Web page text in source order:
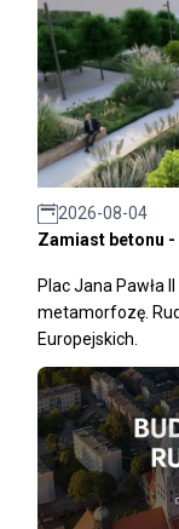
2026-08-04
Zamiast betonu -
Plac Jana Pawła
metamorfozę.
Europejskich.